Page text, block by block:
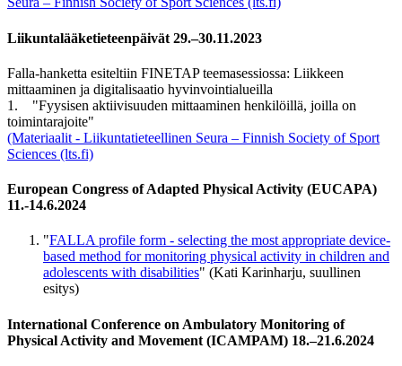
Liikuntalääketieteenpäivät 29.–30.11.2023
Falla-hanketta esiteltiin FINETAP teemasessiossa: Liikkeen
mittaaminen ja digitalisaatio hyvinvointialueilla
1. "Fyysisen aktiivisuuden mittaaminen henkilöillä, joilla on
toimintarajoite"
(Materiaalit - Liikuntatieteellinen Seura – Finnish Society of Sport
Sciences (lts.fi)
European Congress of Adapted Physical Activity (EUCAPA)
11.-14.6.2024​
"FALLA profile form - selecting the most appropriate device-
based method for monitoring physical activity in children and
adolescents with disabilities" (Kati Karinharju, suullinen
esitys)​
International Conference on Ambulatory Monitoring of
Physical Activity and Movement (ICAMPAM) 18.–21.6.2024